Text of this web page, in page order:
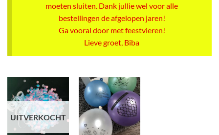
moeten sluiten. Dank jullie wel voor alle
bestellingen de afgelopen jaren!
Ga vooral door met feestvieren!
Lieve groet, Biba
UITVERKOCHT